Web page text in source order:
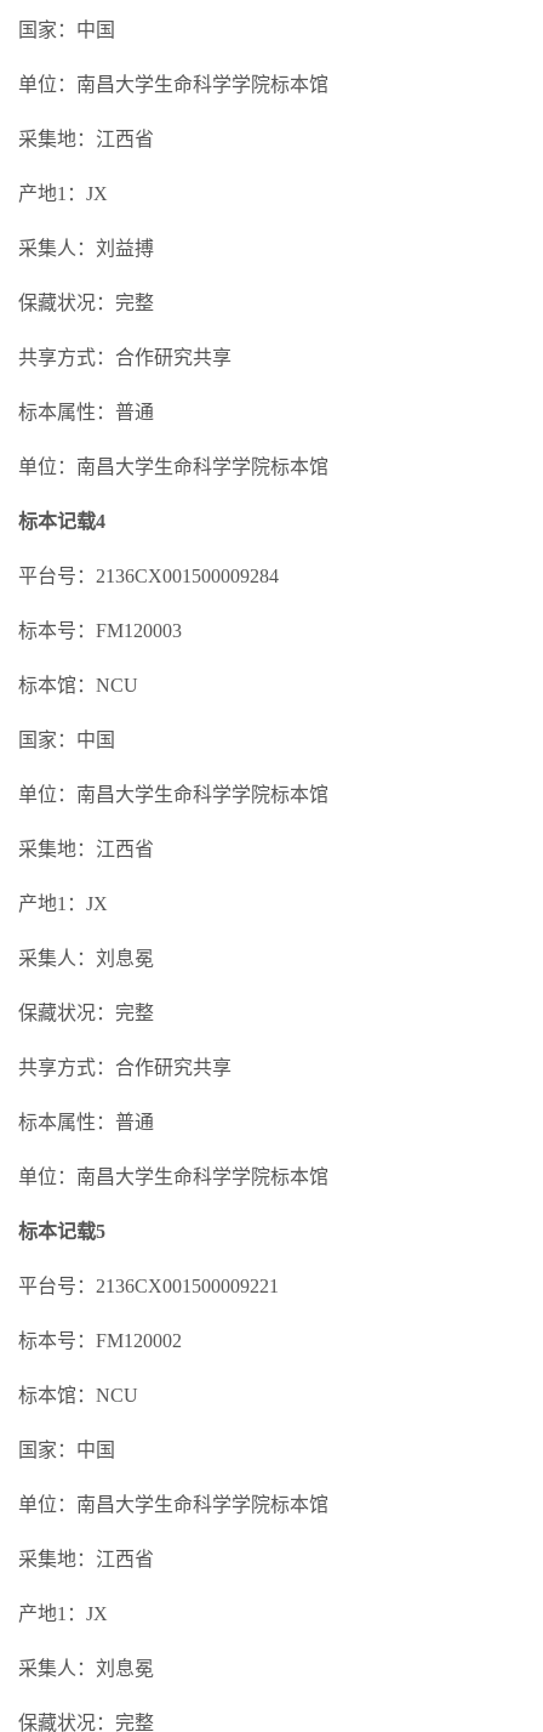
国家：中国
单位：南昌大学生命科学学院标本馆
采集地：江西省
产地1：JX
采集人：刘益搏
保藏状况：完整
共享方式：合作研究共享
标本属性：普通
单位：南昌大学生命科学学院标本馆
标本记载4
平台号：2136CX001500009284
标本号：FM120003
标本馆：NCU
国家：中国
单位：南昌大学生命科学学院标本馆
采集地：江西省
产地1：JX
采集人：刘息冕
保藏状况：完整
共享方式：合作研究共享
标本属性：普通
单位：南昌大学生命科学学院标本馆
标本记载5
平台号：2136CX001500009221
标本号：FM120002
标本馆：NCU
国家：中国
单位：南昌大学生命科学学院标本馆
采集地：江西省
产地1：JX
采集人：刘息冕
保藏状况：完整